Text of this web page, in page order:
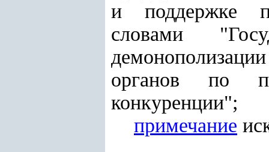
и поддержке
словами
органов по
конкуренции";
примечание